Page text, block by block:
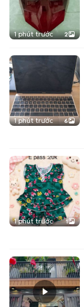
1 phút trước 2
1 phút trước 6
1 phút trước 1